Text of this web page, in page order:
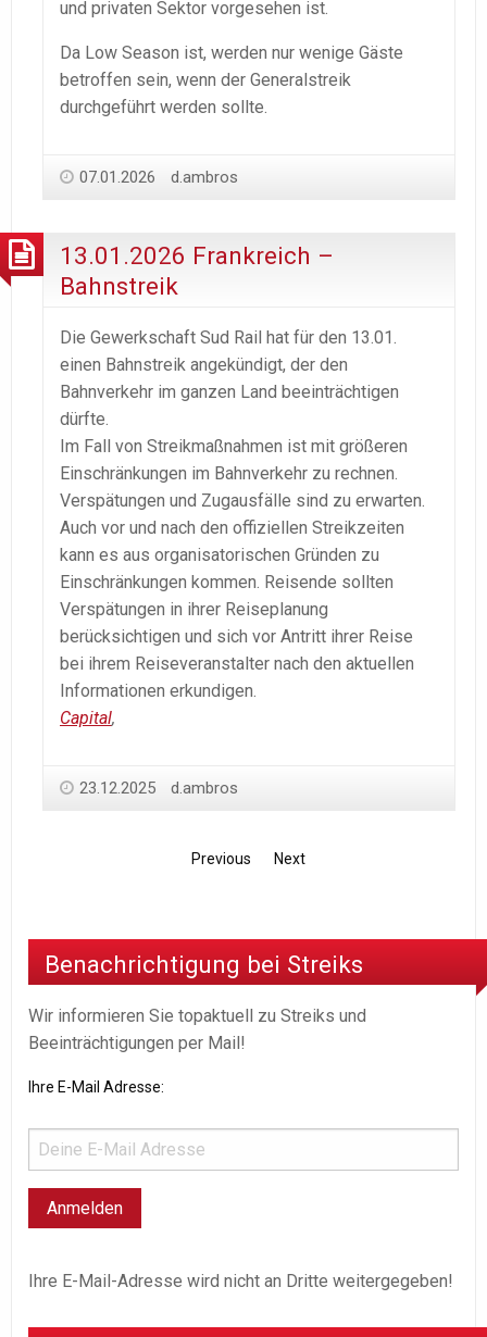
und privaten Sektor vorgesehen ist.
Da Low Season ist, werden nur wenige Gäste
betroffen sein, wenn der Generalstreik
durchgeführt werden sollte.
07.01.2026 d.ambros
13.01.2026 Frankreich –
Bahnstreik
Die Gewerkschaft Sud Rail hat für den 13.01.
einen Bahnstreik angekündigt, der den
Bahnverkehr im ganzen Land beeinträchtigen
dürfte.
Im Fall von Streikmaßnahmen ist mit größeren
Einschränkungen im Bahnverkehr zu rechnen.
Verspätungen und Zugausfälle sind zu erwarten.
Auch vor und nach den offiziellen Streikzeiten
kann es aus organisatorischen Gründen zu
Einschränkungen kommen. Reisende sollten
Verspätungen in ihrer Reiseplanung
berücksichtigen und sich vor Antritt ihrer Reise
bei ihrem Reiseveranstalter nach den aktuellen
Informationen erkundigen.
Capital,
23.12.2025 d.ambros
Previous Next
Benachrichtigung bei Streiks
Wir informieren Sie topaktuell zu Streiks und
Beeinträchtigungen per Mail!
Ihre E-Mail Adresse:
Ihre E-Mail-Adresse wird nicht an Dritte weitergegeben!